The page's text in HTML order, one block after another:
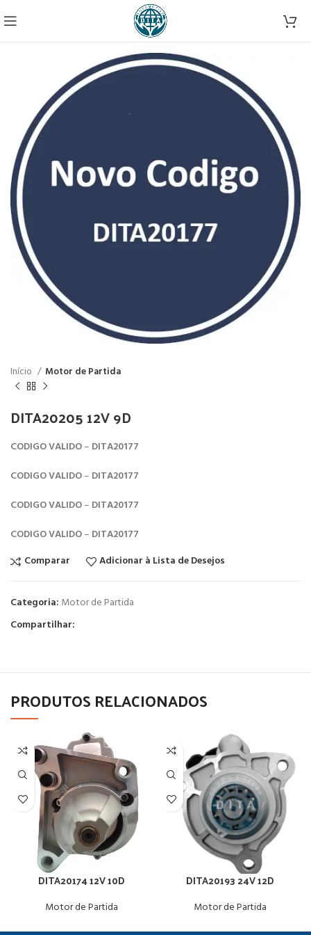
Início Motor de Partida
DITA20205 12V 9D
CODIGOVALIDO– DITA20177
CODIGOVALIDO– DITA20177
CODIGOVALIDO– DITA20177
CODIGOVALIDO– DITA20177
Comparar
Adicionar à Lista de Desejos
Categoria: Motor de Partida
Compartilhar:
PRODUTOS RELACIONADOS
DITA20174 12V 10D
Motor de Partida
DITA20193 24V 12D
Motor de Partida